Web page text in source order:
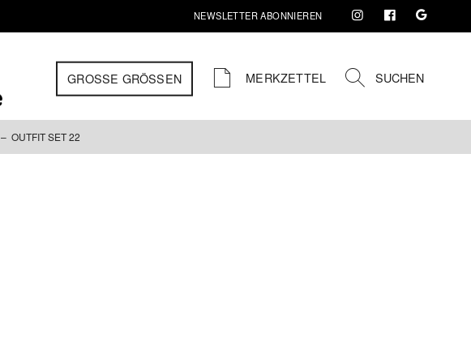
NEWSLETTER ABONNIEREN
GROSSE GRÖSSEN MERKZETTEL SUCHEN
– OUTFIT SET 22